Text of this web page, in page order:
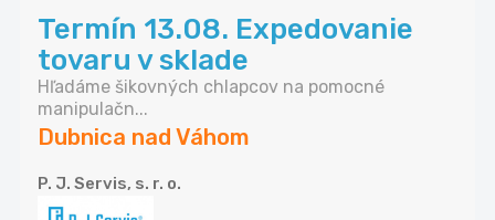
Termín 13.08. Expedovanie
tovaru v sklade
Hľadáme šikovných chlapcov na pomocné
manipulačn...
Dubnica nad Váhom
P. J. Servis, s. r. o.